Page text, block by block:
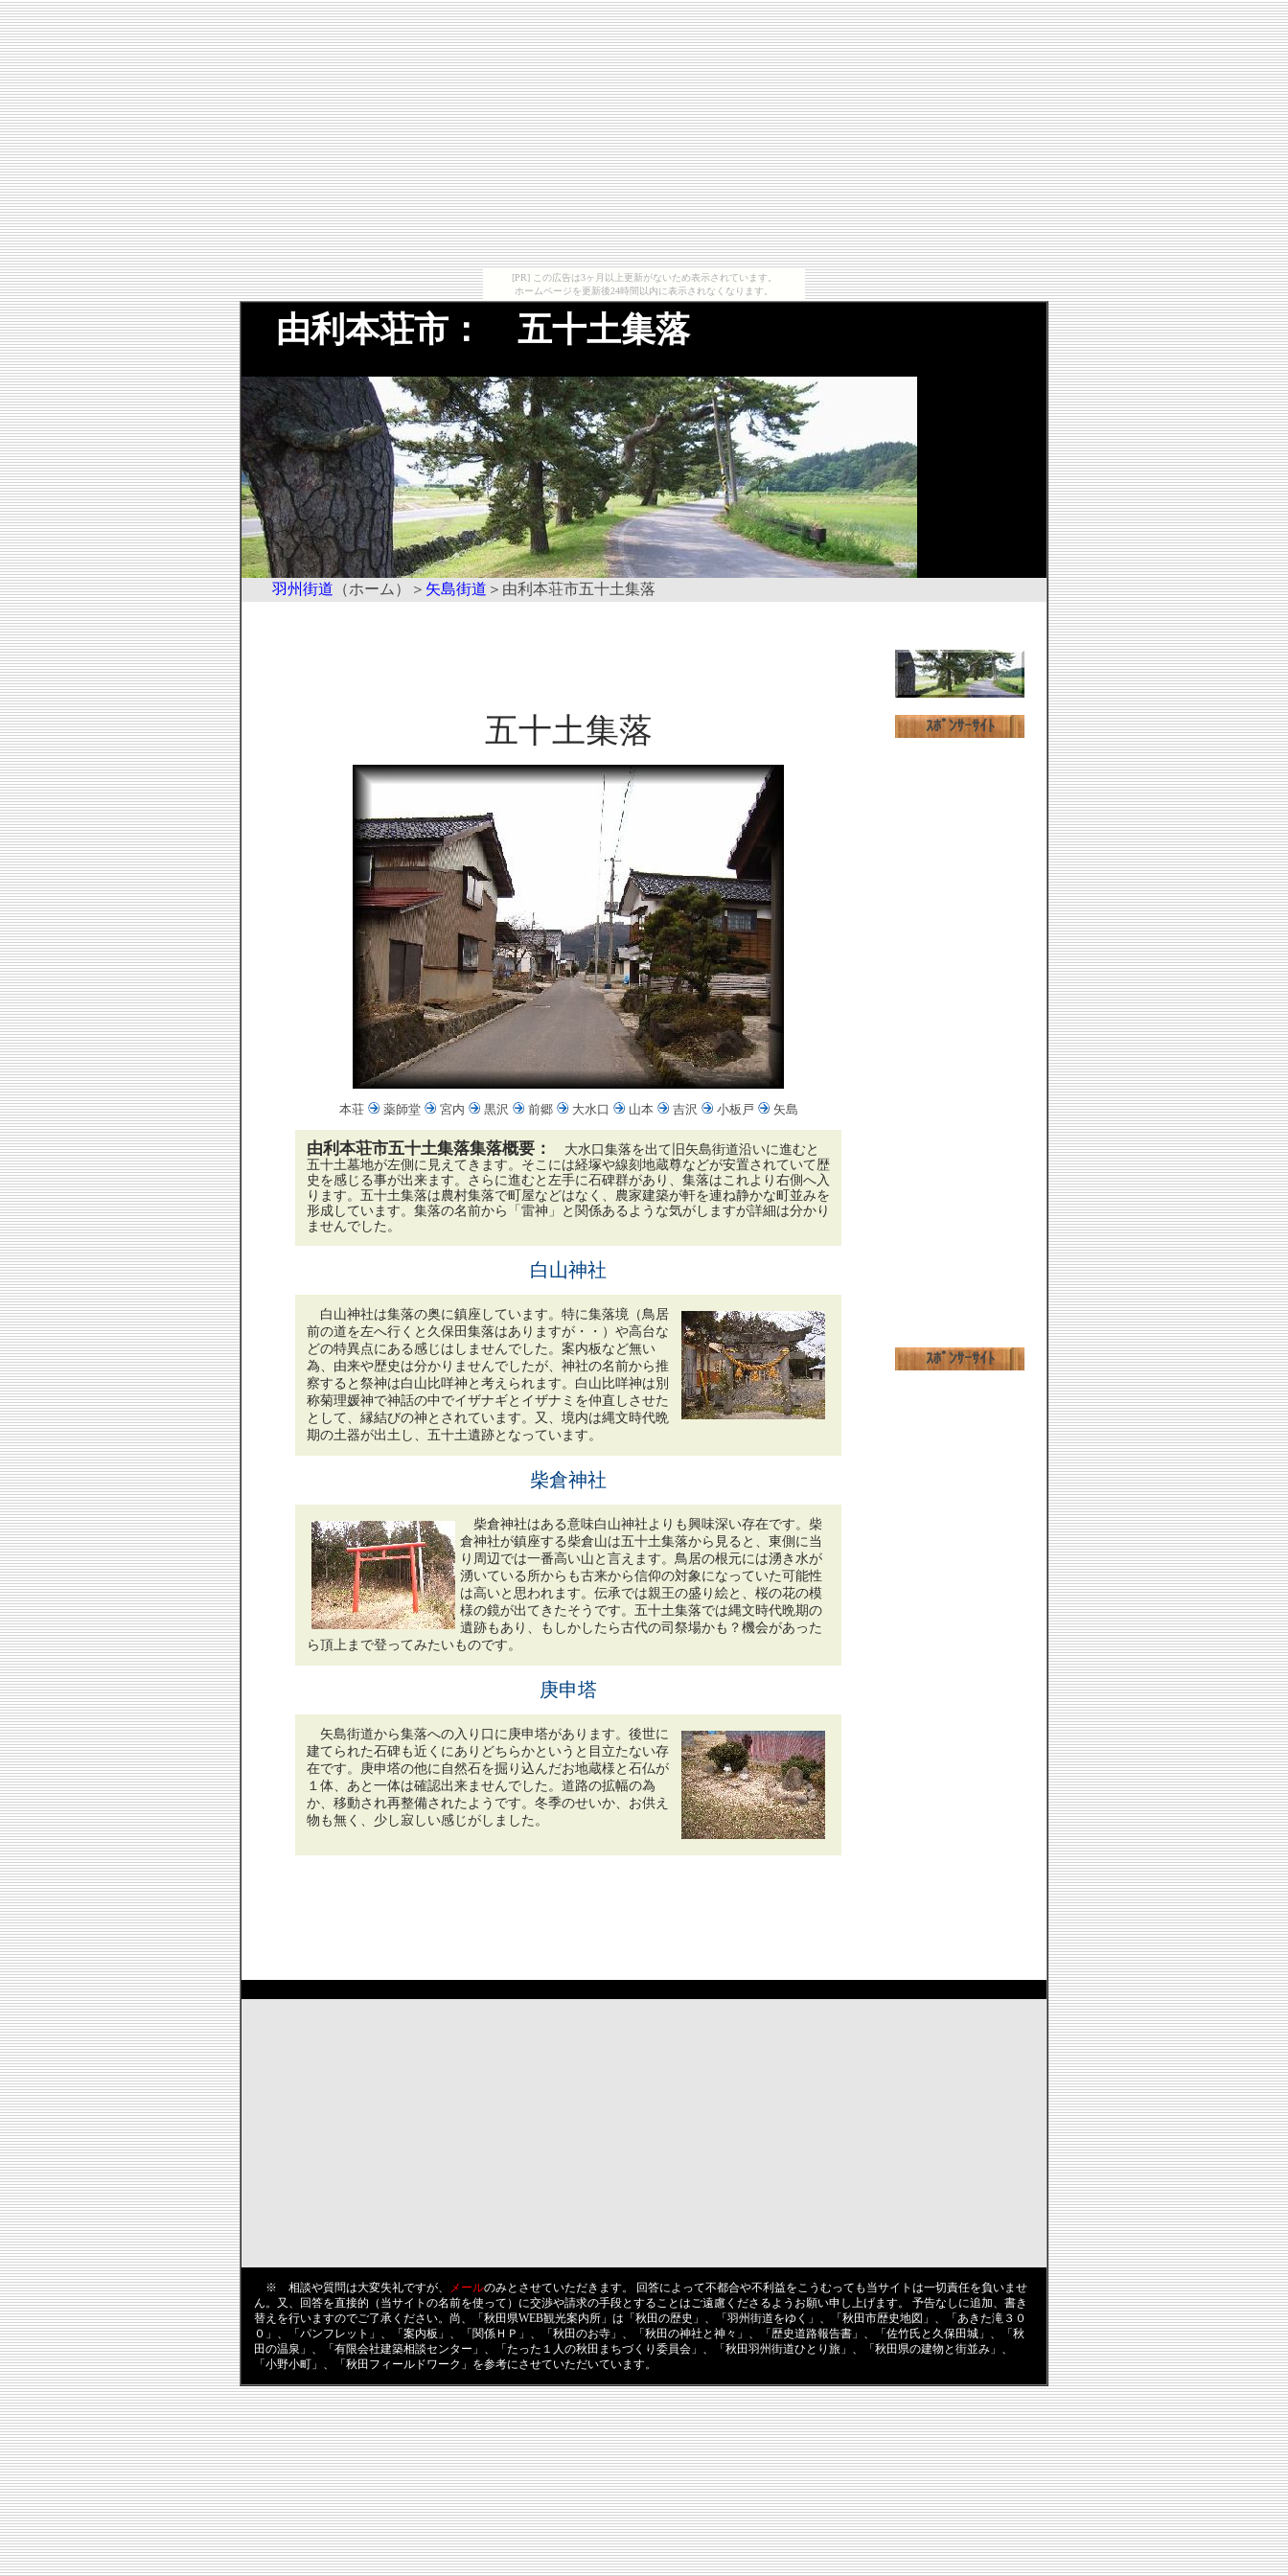
[PR] この広告は3ヶ月以上更新がないため表示されています。
ホームページを更新後24時間以内に表示されなくなります。
由利本荘市： 五十土集落
羽州街道 （ホーム）＞ 矢島街道 ＞由利本荘市五十土集落
五十土集落
本荘 薬師堂 宮内 黒沢 前郷 大水口 山本 吉沢 小板戸 矢島
由利本荘市五十土集落集落概要：
大水口集落を出て旧矢島街道沿いに進むと
五十土墓地が左側に見えてきます。そこには経塚や線刻地蔵尊などが安置されていて歴
史を感じる事が出来ます。さらに進むと左手に石碑群があり、集落はこれより右側へ入
ります。五十土集落は農村集落で町屋などはなく、農家建築が軒を連ね静かな町並みを
形成しています。集落の名前から「雷神」と関係あるような気がしますが詳細は分かり
ませんでした。
白山神社
白山神社は集落の奥に鎮座しています。特に集落境（鳥居
前の道を左へ行くと久保田集落はありますが・・）や高台な
どの特異点にある感じはしませんでした。案内板など無い
為、由来や歴史は分かりませんでしたが、神社の名前から推
察すると祭神は白山比咩神と考えられます。白山比咩神は別
称菊理媛神で神話の中でイザナギとイザナミを仲直しさせた
として、縁結びの神とされています。又、境内は縄文時代晩
期の土器が出土し、五十土遺跡となっています。
柴倉神社
柴倉神社はある意味白山神社よりも興味深い存在です。柴
倉神社が鎮座する柴倉山は五十土集落から見ると、東側に当
り周辺では一番高い山と言えます。鳥居の根元には湧き水が
湧いている所からも古来から信仰の対象になっていた可能性
は高いと思われます。伝承では親王の盛り絵と、桜の花の模
様の鏡が出てきたそうです。五十土集落では縄文時代晩期の
遺跡もあり、もしかしたら古代の司祭場かも？機会があった
ら頂上まで登ってみたいものです。
庚申塔
矢島街道から集落への入り口に庚申塔があります。後世に
建てられた石碑も近くにありどちらかというと目立たない存
在です。庚申塔の他に自然石を掘り込んだお地蔵様と石仏が
１体、あと一体は確認出来ませんでした。道路の拡幅の為
か、移動され再整備されたようです。冬季のせいか、お供え
物も無く、少し寂しい感じがしました。
ｽﾎﾟﾝｻｰｻｲﾄ
ｽﾎﾟﾝｻｰｻｲﾄ
※ 相談や質問は大変失礼ですが、 メールのみとさせていただきます。 回答によって不都合や不利益をこうむっても当サイトは一切責任を負いませ
ん。又、回答を直接的（当サイトの名前を使って）に交渉や請求の手段とすることはご遠慮くださるようお願い申し上げます。 予告なしに追加、書き
替えを行いますのでご了承ください。尚、「秋田県WEB観光案内所」は「秋田の歴史」、「羽州街道をゆく」、「秋田市歴史地図」、「あきた滝３０
０」、「パンフレット」、「案内板」、「関係ＨＰ」、「秋田のお寺」、「秋田の神社と神々」、「歴史道路報告書」、「佐竹氏と久保田城」、「秋
田の温泉」、「有限会社建築相談センター」、「たった１人の秋田まちづくり委員会」、「秋田羽州街道ひとり旅」、「秋田県の建物と街並み」、
「小野小町」、「秋田フィールドワーク」を参考にさせていただいています。